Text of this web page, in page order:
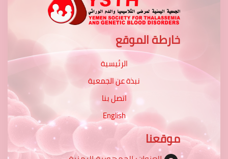
خارطة الموقع
الرئيسية
نبذة عن الجمعية
اتصل بنا
English
موقعنا